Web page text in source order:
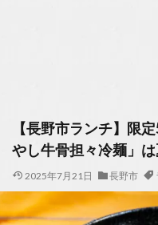
【長野市ランチ】限
やし牛骨担々冷麺」
2025年7月21日 長野市